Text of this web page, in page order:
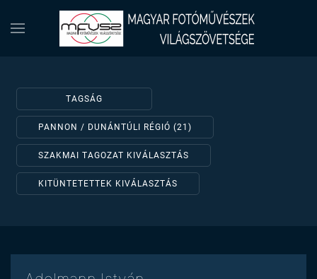
TAGSÁG
PANNON / DUNÁNTÚLI RÉGIÓ (21)
SZAKMAI TAGOZAT KIVÁLASZTÁS
KITÜNTETETTEK KIVÁLASZTÁS